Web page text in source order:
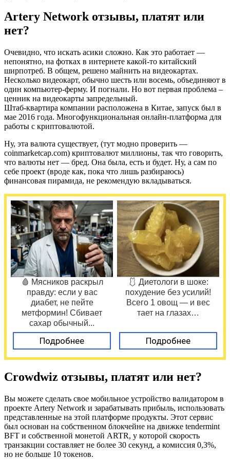
Artery Network отзывы, платят или
нет?
Очевидно, что искать асики сложно. Как это работает —
непонятно, на фотках в интернете какой-то китайский
ширпотреб. В общем, решено майнить на видеокартах.
Несколько видеокарт, обычно шесть или восемь, объединяют в
один компьютер-ферму. И погнали. Но вот первая проблема –
ценник на видеокарты запредельный.
Штаб-квартира компании расположена в Китае, запуск был в
мае 2016 года. Многофункциональная онлайн-платформа для
работы с криптовалютой.
Ну, эта валюта существует, (тут модно проверить —
coinmarketcap.com) криптовалют миллионы, так что говорить,
что валюты нет — бред. Она была, есть и будет. Ну, а сам по
себе проект (вроде как, пока что лишь разбираюсь)
финансовая пирамида, не рекомендую вкладываться.
🩸 Мясников раскрыл
правду: если у вас
диабет, не пейте
метформин! Сбивает
сахар обычный...
Подробнее
🩱 Диетологи в шоке:
похудение без усилий!
Всего 1 овощ — и вес
тает на глазах…
Подробнее
Crowdwiz отзывы, платят или нет?
Вы можете сделать свое мобильное устройство валидатором в
проекте Artery Network и зарабатывать прибыль, использовать
представленные на этой платформе продукты. Этот сервис
был основан на собственном блокчейне на движке tendermint
BFT и собственной монетой ARTR, у которой скорость
транзакции составляет не более 30 секунд, а комиссия 0,3%,
но не больше 10 токенов.